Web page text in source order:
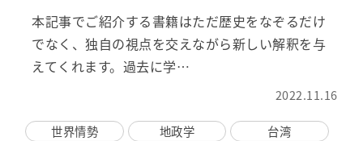
本記事でご紹介する書籍はただ歴史をなぞるだけ
でなく、独自の視点を交えながら新しい解釈を与
えてくれます。過去に学…
2022.11.16
世界情勢 地政学
台湾